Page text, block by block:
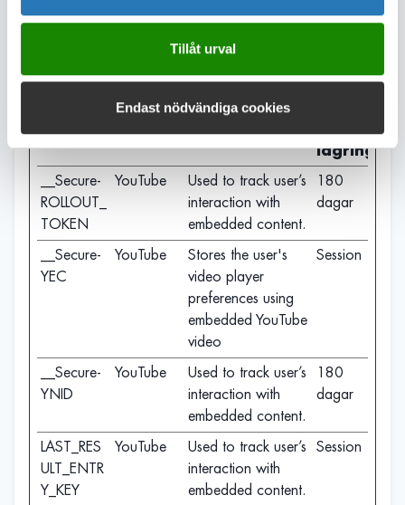
Tillåt urval
Endast nödvändiga cookies
besökare på webbplatser. Avsikten är att visa
annonser som är relevanta och engagerande för
Namn UtfärdareÄndamål
Maximal
lagringstid
__Secure-
ROLLOUT_
TOKEN
YouTube
Used to track user’s
interaction with
embedded content.
180
dagar
__Secure-
YEC
YouTube
Stores the user's
video player
preferences using
embedded YouTube
video
Session
__Secure-
YNID
YouTube
Used to track user’s
interaction with
embedded content.
180
dagar
LAST_RES
ULT_ENTR
Y_KEY
YouTube
Used to track user’s
interaction with
embedded content.
Session